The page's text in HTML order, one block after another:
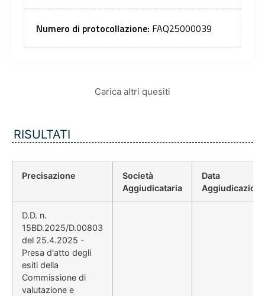
Numero di protocollazione: FAQ25000039
Carica altri quesiti
RISULTATI
Precisazione
Società
Aggiudicataria
Data
D.D. n.
15BD.2025/D.00803
del 25.4.2025 -
Presa d'atto degli
esiti della
Commissione di
valutazione e